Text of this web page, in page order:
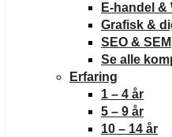
E-handel &
Grafisk &
SEO & SEM
Se alle
Erfaring
1 – 4 år
5 – 9 år
10 – 14 år